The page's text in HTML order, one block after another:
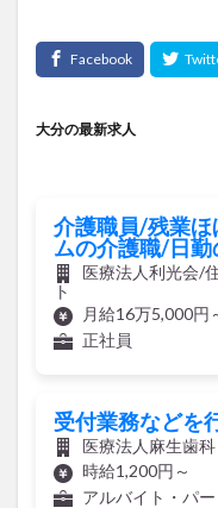
大分の最新求人
介護職員/残業
ムの介護職/日勤
医療法人利光会/
ト
月給16万5,000円
正社員
受付業務などを
医療法人麻生歯科
時給1,200円～
アルバイト・パー